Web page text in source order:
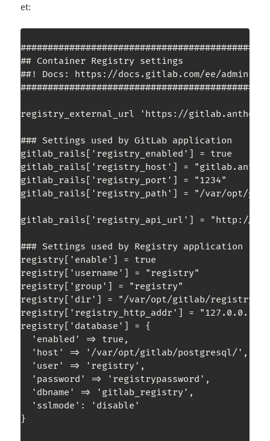
et:
## Container Registry settings
##! Docs: https://docs.gitlab.com/ee/
registry_external_url 'https://gitlab.anthony-
### Settings used by GitLab application
gitlab_rails['registry_enabled'] = true
gitlab_rails['registry_host'] =
gitlab_rails['registry_port'] = "1234"
gitlab_rails['registry_path'] = "/var/opt/
gitlab_rails['registry_api_url'] = "http://
### Settings used by Registry application
registry['enable'] = true
registry['username'] = "registry"
registry['group'] = "registry"
registry['dir'] = "/var/opt/gitlab/registry"
registry['registry_http_addr'] =
registry['database'] = {
  'enabled' => true,
  'host' => '/var/opt/gitlab/postgresql/',
  'user' => 'registry',
  'password' => 'registrypassword',
  'dbname' => 'gitlab_registry',
  'sslmode': 'disable'
}